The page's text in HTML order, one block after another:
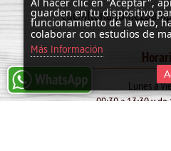
Lunes a
09:30 a 13:30 y
guarden en tu dispositivo
funcionamiento de la web,
colaborar con estudios de
Más Información